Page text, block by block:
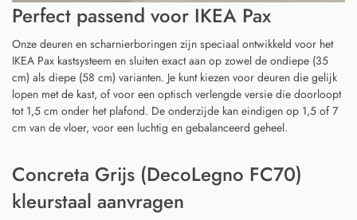
Perfect passend voor IKEA Pax
Onze deuren en scharnierboringen zijn speciaal ontwikkeld voor het
IKEA Pax kastsysteem en sluiten exact aan op zowel de ondiepe (35
cm) als diepe (58 cm) varianten. Je kunt kiezen voor deuren die gelijk
lopen met de kast, of voor een optisch verlengde versie die doorloopt
tot 1,5 cm onder het plafond. De onderzijde kan eindigen op 1,5 of 7
cm van de vloer, voor een luchtig en gebalanceerd geheel.
Concreta Grijs (DecoLegno FC70)
kleurstaal aanvragen